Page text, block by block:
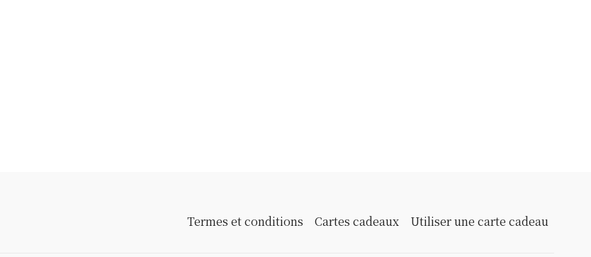
Termes et conditions Cartes cadeaux Utiliser une carte cadeau